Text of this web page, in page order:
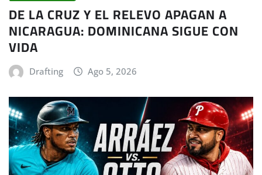
DE LA CRUZ Y EL RELEVO APAGAN A
NICARAGUA: DOMINICANA SIGUE CON
VIDA
Drafting Ago 5, 2026